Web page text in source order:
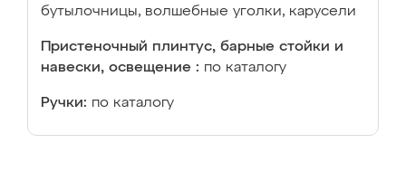
бутылочницы, волшебные уголки, карусели
Пристеночный плинтус, барные стойки и
навески, освещение : по каталогу
Ручки: по каталогу